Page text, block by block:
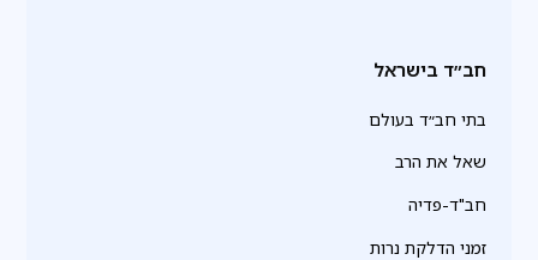
חב״ד בישראל
בתי חב״ד בעולם
שאל את הרב
חב"ד-פדיה
זמני הדלקת נרות